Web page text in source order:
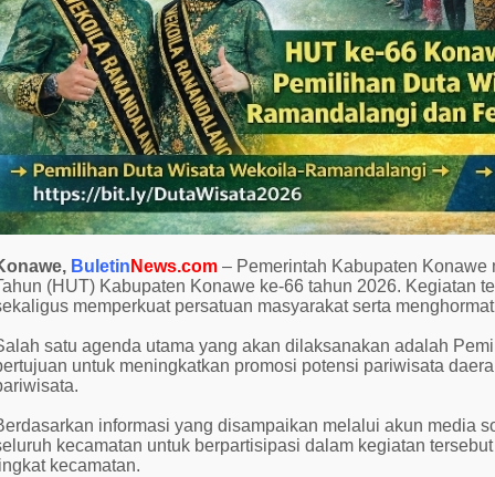
Buletin News.com – Pemerintah Kabupaten
(HUT) Kabupaten Konawe ke-66 tahun 2026. Kegiatan
memperkuat persatuan masyarakat serta
satu agenda utama yang akan dilaksanakan adalah
untuk meningkatkan promosi potensi pariwisata
informasi yang disampaikan melalui akun media
kecamatan untuk berpartisipasi dalam kegiatan
kecamatan.